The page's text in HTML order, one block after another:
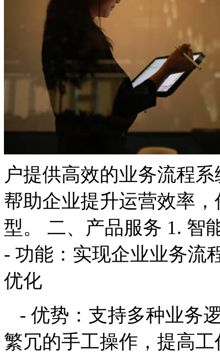
户提供高效的业务流程
帮助企业提升运营效率
型。 二、产品服务 1. 智
- 功能：实现企业业务流
优化
- 优势：支持多种业务
繁冗的手工操作，提高